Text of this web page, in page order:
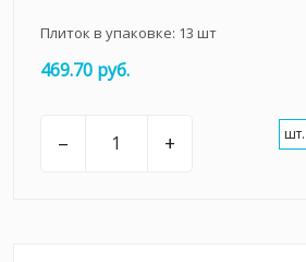
Плиток в упаковке: 13 шт
469.70 руб.
– + шт.